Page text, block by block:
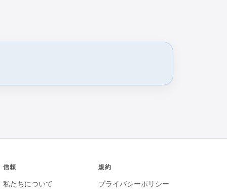
信頼
私たちについて
規約
プライバシーポリシー